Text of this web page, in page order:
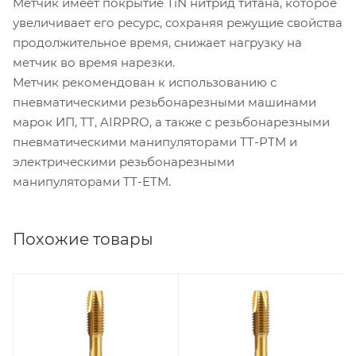
увеличивает его ресурс, сохраняя режущие свойства
продолжительное время, снижает нагрузку на
метчик во время нарезки.
Метчик рекомендован к использованию с
пневматическими резьбонарезными машинами
марок ИП, TT, AIRPRO, а также с резьбонарезными
пневматическими манипуляторами TT-PTM и
электрическими резьбонарезными
манипуляторами TT-ETM.
Похожие товары
Длина режущей
Диаметр сверления
Длина режущей
Диаметр сверления